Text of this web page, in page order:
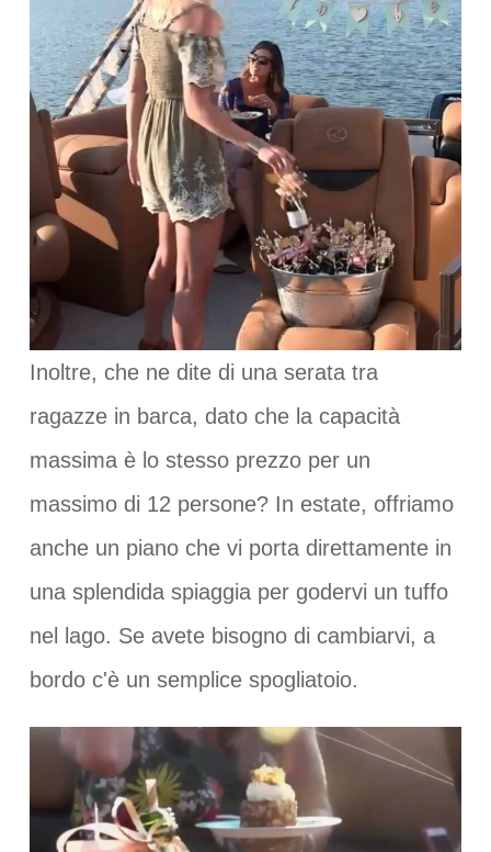
Inoltre, che ne dite di una serata tra
ragazze in barca, dato che la capacità
massima è lo stesso prezzo per un
massimo di 12 persone? In estate, offriamo
anche un piano che vi porta direttamente in
una splendida spiaggia per godervi un tuffo
nel lago. Se avete bisogno di cambiarvi, a
bordo c'è un semplice spogliatoio.